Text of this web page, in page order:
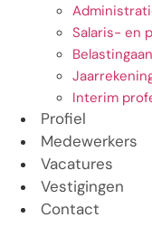
Salaris- en
Interim
Profiel
Medewerkers
Vacatures
Vestigingen
Contact